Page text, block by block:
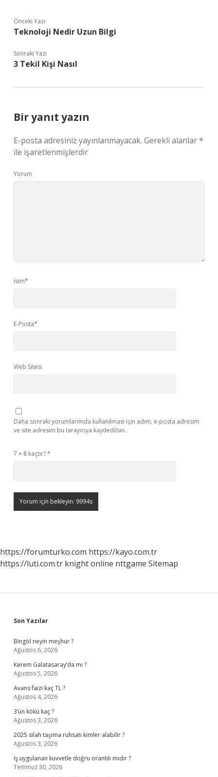
Önceki Yazı
Teknoloji Nedir Uzun Bilgi
Sonraki Yazı
3 Tekil Kişi Nasıl
Bir yanıt yazın
E-posta adresiniz yayınlanmayacak. Gerekli alanlar*
ile işaretlenmişlerdir
Yorum
İsim*
E-Posta*
Web Sitesi
Daha sonraki yorumlarımda kullanılması için adım, e-posta adresim
ve site adresim bu tarayıcıya kaydedilsin.
7 + 8 kaçtır?*
https://forumturko.com https://kayo.com.tr
https://luti.com.tr knight online nttgame Sitemap
Sidebar
Son Yazılar
Bingöl neyin meşhur ?
Ağustos 6, 2026
Kerem Galatasaray’da mı ?
Ağustos 5, 2026
Avans faizi kaç TL ?
Ağustos 4, 2026
3’ün kökü kaç ?
Ağustos 3, 2026
2025 silah taşıma ruhsatı kimler alabilir ?
Ağustos 3, 2026
İş uygulanan kuvvetle doğru orantılı mıdır ?
Temmuz 30, 2026